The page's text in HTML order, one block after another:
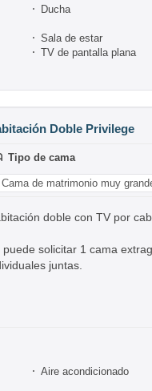
Ducha
Sala de estar
TV de pantalla plana
Doble Privilege
Tipo de cama
Cama de matrimonio muy
doble con TV por
puede solicitar 1 cama
juntas.
Aire acondicionado